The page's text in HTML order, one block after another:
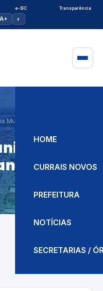
e-SIC Transparência
A+ ◐
HOME
CURRAIS NOVOS
PREFEITURA
NOTÍCIAS
SECRETARIAS /
Municipal de Finanças e
de